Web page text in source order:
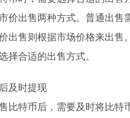
价出售两种方式。普通出售
出售则根据市场价格来出售
择合适的出售方式。
及时提现
比特币后，需要及时将比特